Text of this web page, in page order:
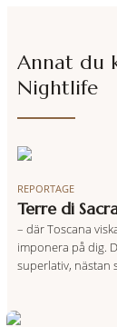
Annat du
Nightlife
REPORTAGE
Terre di
– där Toscana
imponera på dig.
superlativ, nästan